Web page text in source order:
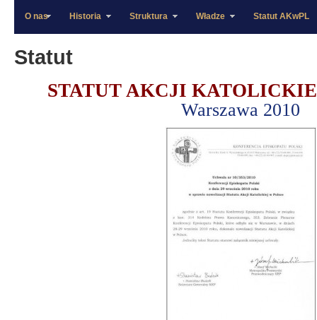
»
»
O nas Historia Struktura Władze Statut AKwPL
Statut
STATUT AKCJI
Warszawa 2010